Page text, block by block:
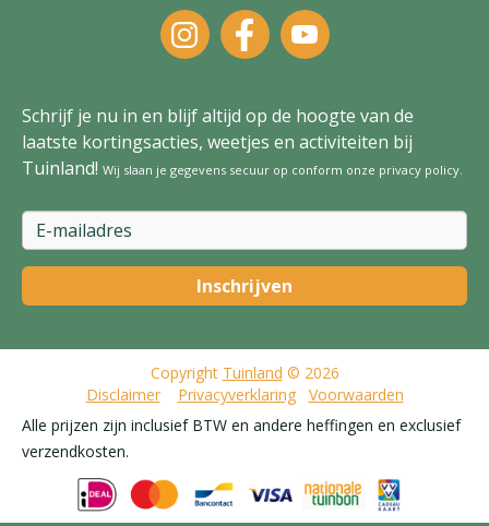
Schrijf je nu in en blijf altijd op de hoogte van de
laatste kortingsacties, weetjes en activiteiten bij
Tuinland! Wij slaan je gegevens secuur op conform onze privacy policy.
Copyright Tuinland © 2026
Disclaimer
Privacyverklaring
Voorwaarden
Alle prijzen zijn inclusief BTW en andere heffingen en exclusief
verzendkosten.